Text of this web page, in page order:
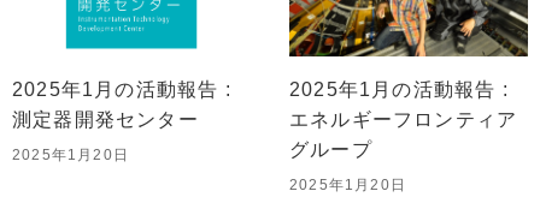
2025年1月の活動報告 :
測定器開発センター
2025年1月20日
2025年1月の活動報告 :
エネルギーフロンティア
グループ
2025年1月20日